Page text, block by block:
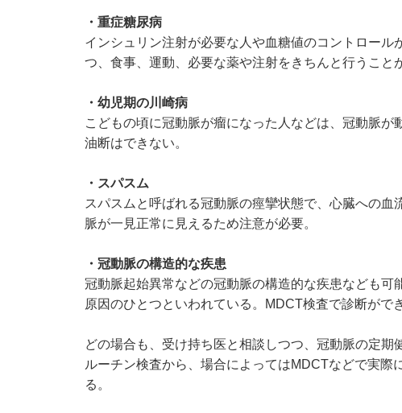
・重症糖尿病
インシュリン注射が必要な人や血糖値のコントロー
つ、食事、運動、必要な薬や注射をきちんと行うこと
・幼児期の川崎病
こどもの頃に冠動脈が瘤になった人などは、冠動脈が
油断はできない。
・スパスム
スパスムと呼ばれる冠動脈の痙攣状態で、心臓への
脈が一見正常に見えるため注意が必要。
・冠動脈の構造的な疾患
冠動脈起始異常などの冠動脈の構造的な疾患なども
原因のひとつといわれている。MDCT検査で診断ができ
どの場合も、受け持ち医と相談しつつ、冠動脈の定
ルーチン検査から、場合によってはMDCTなどで実
る。